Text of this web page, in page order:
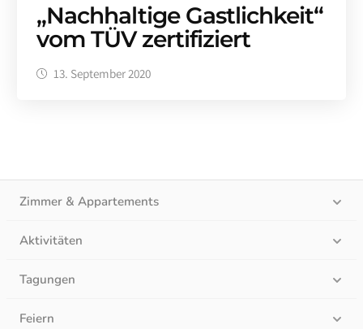
„Nachhaltige Gastlichkeit“
vom TÜV zertifiziert
13. September 2020
Zimmer & Appartements
Aktivitäten
Tagungen
Feiern